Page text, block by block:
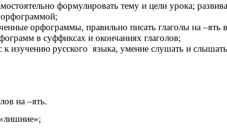
формулировать тему и цели урока;
орфограммой;
орфограммы, правильно писать глаголы на
в суффиксах и окончаниях глаголов;
к изучению русского языка, умение слушать и
на –ять.